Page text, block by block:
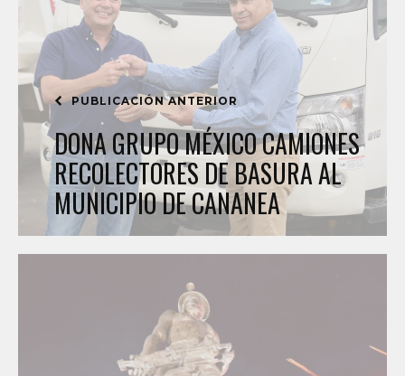
PUBLICACIÓN ANTERIOR
DONA GRUPO MÉXICO CAMIONES
RECOLECTORES DE BASURA AL
MUNICIPIO DE CANANEA